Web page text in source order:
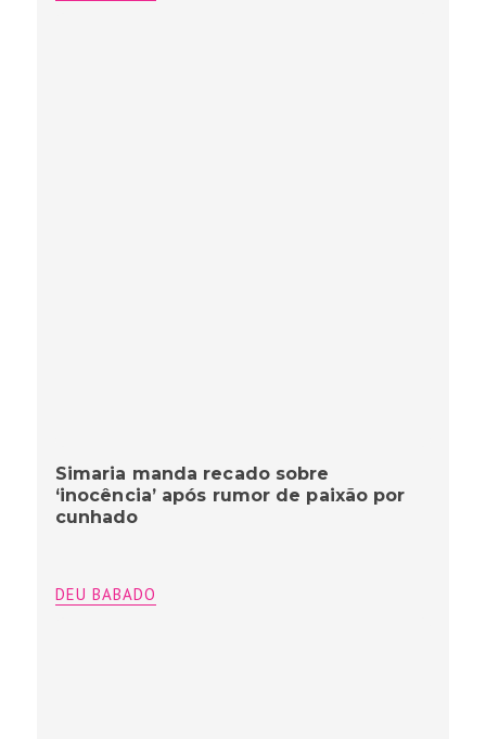
Simaria manda recado sobre
‘inocência’ após rumor de paixão por
cunhado
DEU BABADO